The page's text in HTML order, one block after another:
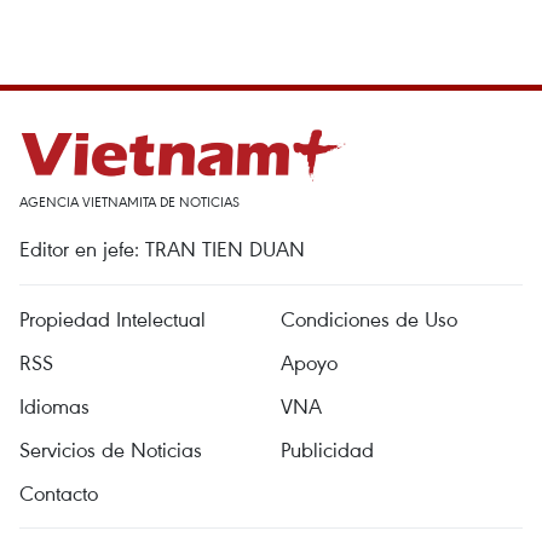
AGENCIA VIETNAMITA DE NOTICIAS
Editor en jefe: TRAN TIEN DUAN
Propiedad Intelectual
Condiciones de Uso
RSS
Apoyo
Idiomas
VNA
Servicios de Noticias
Publicidad
Contacto